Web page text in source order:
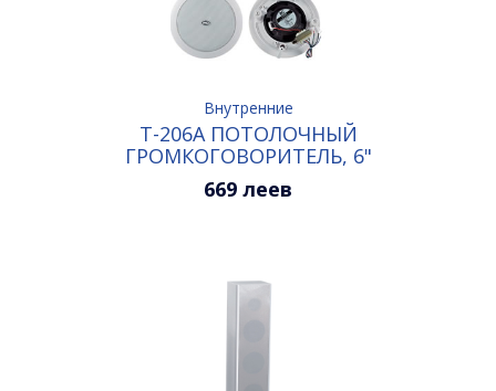
Внутренние
T-206A ПОТОЛОЧНЫЙ
ГРОМКОГОВОРИТЕЛЬ, 6"
2.5/5W/10W/20W
669 леев